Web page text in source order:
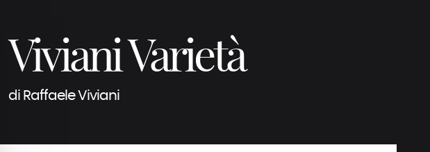
Viviani Varietà
di Raffaele Viviani